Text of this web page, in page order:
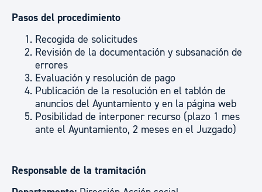
Pasos del procedimiento
Recogida de solicitudes
Revisión de la documentación y subsanación de
errores
Evaluación y resolución de pago
Publicación de la resolución en el tablón de
anuncios del Ayuntamiento y en la página web
Posibilidad de interponer recurso (plazo 1 mes
ante el Ayuntamiento, 2 meses en el Juzgado)
Responsable de la tramitación